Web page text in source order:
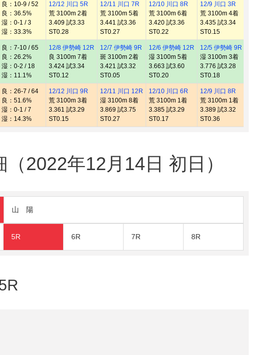
良：10-9 / 52
良：36.5%
湿：0-1 / 3
湿：33.3%
12/12 川口 5R
荒 3100m 2着
3.409 試3.33
ST0.28
12/11 川口 7R
荒 3100m 5着
3.441 試3.36
ST0.27
12/10 川口 8R
荒 3100m 6着
3.420 試3.36
ST0.22
12/9 川口 3R
荒 3100m 4着
3.435 試3.34
ST0.15
良：7-10 / 65
良：26.2%
湿：0-2 / 18
湿：11.1%
12/8 伊勢崎 12R
良 3100m 7着
3.424 試3.34
ST0.12
12/7 伊勢崎 9R
斑 3100m 2着
3.421 試3.32
ST0.05
12/6 伊勢崎 12R
湿 3100m 5着
3.663 試3.60
ST0.20
12/5 伊勢崎 9R
湿 3100m 3着
3.776 試3.28
ST0.18
良：26-7 / 64
良：51.6%
湿：0-1 / 7
湿：14.3%
12/12 川口 9R
荒 3100m 3着
3.361 試3.29
ST0.15
12/11 川口 12R
湿 3100m 8着
3.869 試3.75
ST0.27
12/10 川口 6R
荒 3100m 1着
3.385 試3.29
ST0.17
12/9 川口 8R
荒 3100m 1着
3.389 試3.32
ST0.36
2022年12月14日 初日）
山 陽
5R 6R 7R 8R